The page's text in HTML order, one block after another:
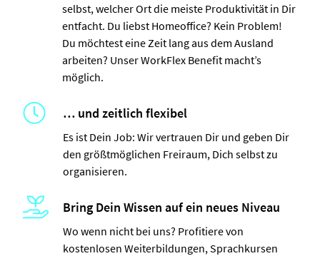
selbst, welcher Ort die meiste Produktivität in Dir
entfacht. Du liebst Homeoffice? Kein Problem!
Du möchtest eine Zeit lang aus dem Ausland
arbeiten? Unser WorkFlex Benefit macht’s
möglich.
… und zeitlich flexibel
Es ist Dein Job: Wir vertrauen Dir und geben Dir
den größtmöglichen Freiraum, Dich selbst zu
organisieren.
Bring Dein Wissen auf ein neues Niveau
Wo wenn nicht bei uns? Profitiere von
kostenlosen Weiterbildungen, Sprachkursen